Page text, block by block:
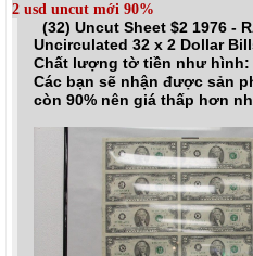
2 usd uncut mới 90%
(32) Uncut Sheet $2 1976 -
Uncirculated 32 x 2 Dollar
​Chất lượng tờ tiền như hình:
Các bạn sẽ nhận được sản
còn 90% nên giá thấp hơn